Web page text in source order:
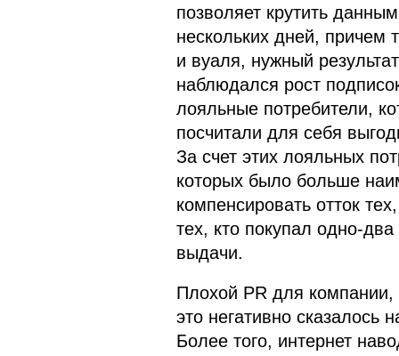
позволяет крутить
нескольких дней, причем
и вуаля, нужный
наблюдался рост
лояльные потребители,
посчитали для себя
За счет этих лояльных
которых было больше
компенсировать отток
тех, кто покупал одно-
выдачи.
Плохой PR для компании,
это негативно сказалось
Более того, интернет